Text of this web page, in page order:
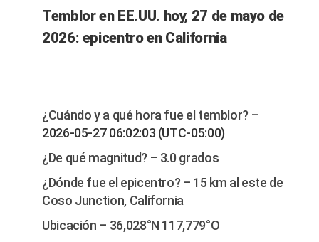
Temblor en EE.UU. hoy, 27 de mayo de
2026: epicentro en California
¿Cuándo y a qué hora fue el temblor? –
2026-05-27 06:02:03 (UTC-05:00)
¿De qué magnitud? – 3.0 grados
¿Dónde fue el epicentro? – 15 km al este de
Coso Junction, California
Ubicación – 36,028°N 117,779°O